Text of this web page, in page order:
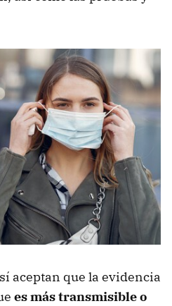
aceptan que la evidencia
es más transmisible o